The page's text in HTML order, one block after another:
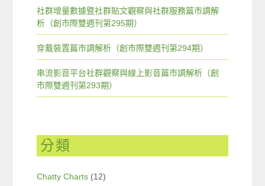
社群增量數據暨社群貼文觀察與社群服務篇市調解
析（創市際雙週刊第295期）
穿戴裝置篇市調解析（創市際雙週刊第294期）
串流影音平台社群觀察與線上影音篇市調解析（創
市際雙週刊第293期）
分類
Chatty Charts (12)